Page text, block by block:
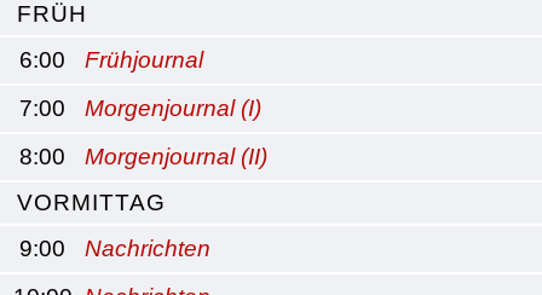
FRÜH
6:00
Frühjournal
7:00
Morgenjournal (I)
8:00
Morgenjournal (II)
VORMITTAG
9:00
Nachrichten